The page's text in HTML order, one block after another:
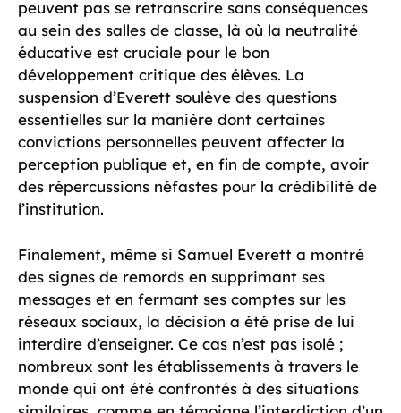
peuvent pas se retranscrire sans conséquences
au sein des salles de classe, là où la neutralité
éducative est cruciale pour le bon
développement critique des élèves. La
suspension d’Everett soulève des questions
essentielles sur la manière dont certaines
convictions personnelles peuvent affecter la
perception publique et, en fin de compte, avoir
des répercussions néfastes pour la crédibilité de
l’institution.
Finalement, même si Samuel Everett a montré
des signes de remords en supprimant ses
messages et en fermant ses comptes sur les
réseaux sociaux, la décision a été prise de lui
interdire d’enseigner. Ce cas n’est pas isolé ;
nombreux sont les établissements à travers le
monde qui ont été confrontés à des situations